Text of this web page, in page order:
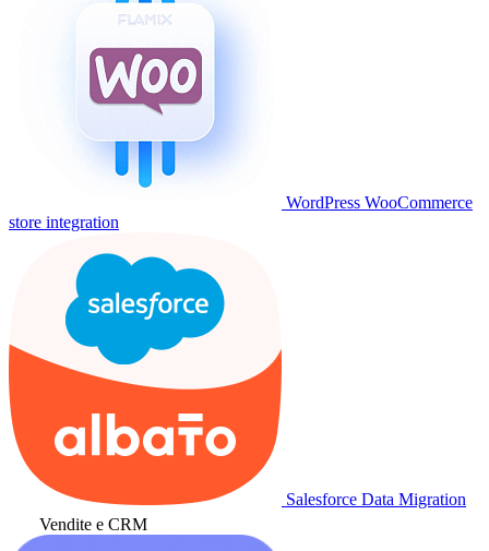
WordPress WooCommerce
store integration
Salesforce Data Migration
Vendite e CRM